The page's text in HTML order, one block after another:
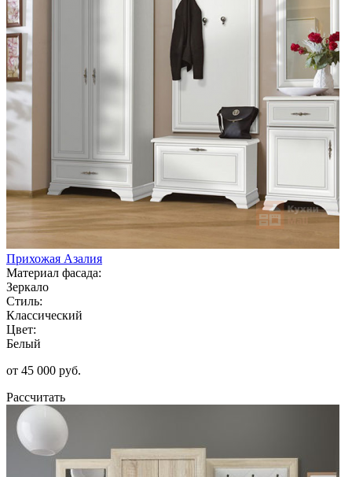
Прихожая Азалия
Материал фасада:
Зеркало
Стиль:
Классический
Цвет:
Белый
от 45 000 руб.
Рассчитать